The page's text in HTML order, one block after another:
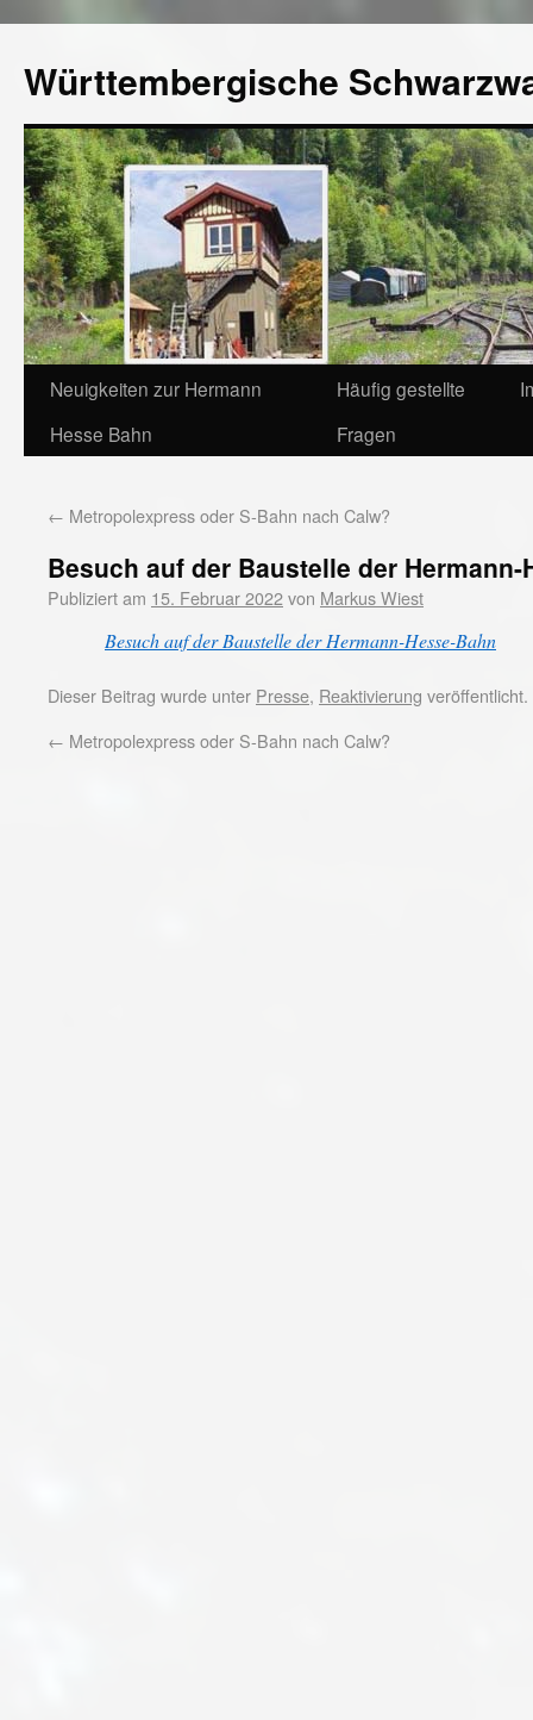
Württembergische
Neuigkeiten zur Hermann
Hesse Bahn
Häufig gestellte
Fragen
← Metropolexpress oder S-Bahn nach Calw?
Besuch auf der Baustelle der Hermann-
Publiziert am 15. Februar 2022von Markus Wiest
Besuch auf der Baustelle der Hermann-Hesse-Bahn
Dieser Beitrag wurde unter Presse, Reaktivierung
← Metropolexpress oder S-Bahn nach Calw?